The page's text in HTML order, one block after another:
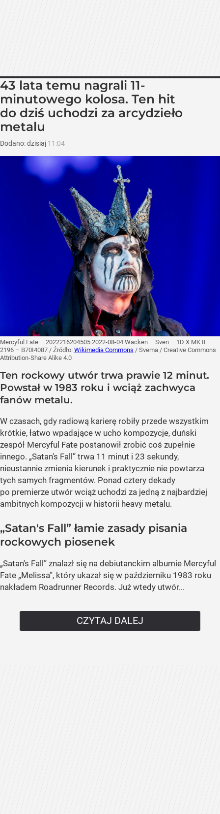
43 lata temu nagrali 11-
minutowego kolosa. Ten hit
do dziś uchodzi za arcydzieło
metalu
Dodano:dzisiaj 11:04
Mercyful Fate – 2022216204505 2022-08-04 Wacken – Sven – 1D X MK II –
2196 – B70I4087 / Źródło: Wikimedia Commons / Svema / Creative Commons
Attribution-Share Alike 4.0
Ten rockowy utwór trwa prawie 12 minut.
Powstał w 1983 roku i wciąż zachwyca
fanów metalu.
W czasach, gdy radiową karierę robiły przede wszystkim
krótkie, łatwo wpadające w ucho kompozycje, duński
zespół Mercyful Fate postanowił zrobić coś zupełnie
innego. „Satan's Fall” trwa 11 minut i 23 sekundy,
nieustannie zmienia kierunek i praktycznie nie powtarza
tych samych fragmentów. Ponad cztery dekady
po premierze utwór wciąż uchodzi za jedną z najbardziej
ambitnych kompozycji w historii heavy metalu.
„Satan's Fall” łamie zasady pisania
rockowych piosenek
„Satan's Fall” znalazł się na debiutanckim albumie Mercyful
Fate „Melissa”, który ukazał się w październiku 1983 roku
nakładem Roadrunner Records. Już wtedy utwór...
CZYTAJ DALEJ